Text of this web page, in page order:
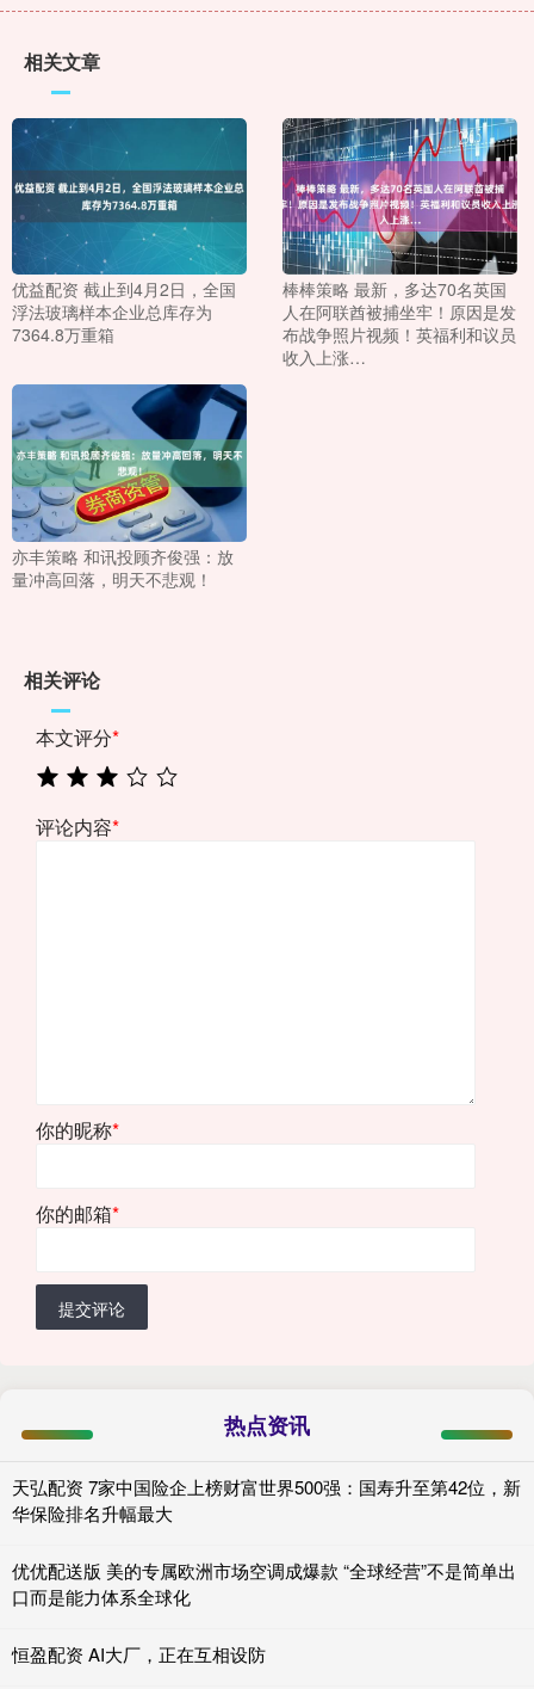
相关文章
优益配资 截止到4月2日，全国
浮法玻璃样本企业总库存为
7364.8万重箱
棒棒策略 最新，多达70名英国
人在阿联酋被捕坐牢！原因是发
布战争照片视频！英福利和议员
收入上涨…
亦丰策略 和讯投顾齐俊强：放
量冲高回落，明天不悲观！
相关评论
本文评分*
评论内容*
你的昵称*
你的邮箱*
提交评论
热点资讯
天弘配资 7家中国险企上榜财富世界500强：国寿升至第42位，新
华保险排名升幅最大
优优配送版 美的专属欧洲市场空调成爆款 “全球经营”不是简单出
口而是能力体系全球化
恒盈配资 AI大厂，正在互相设防